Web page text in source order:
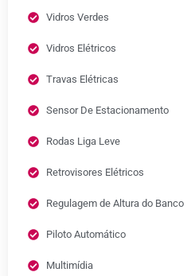
Vidros Verdes
Vidros Elétricos
Travas Elétricas
Sensor De Estacionamento
Rodas Liga Leve
Retrovisores Elétricos
Regulagem de Altura do Banco
Piloto Automático
Multimídia